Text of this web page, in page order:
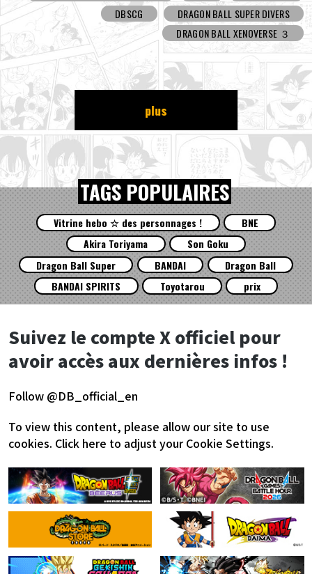
DBSCG
DRAGON BALL SUPER DIVERS
DRAGON BALL XENOVERSE ３
plus
TAGS POPULAIRES
Vitrine hebo ☆ des personnages !
BNE
Akira Toriyama
Son Goku
Dragon Ball Super
BANDAI
Dragon Ball
BANDAI SPIRITS
Toyotarou prix
Suivez le compte X officiel pour
avoir accès aux dernières infos !
Follow @DB_official_en
To view this content, please allow our site to use
cookies. Click here to adjust your Cookie Settings.